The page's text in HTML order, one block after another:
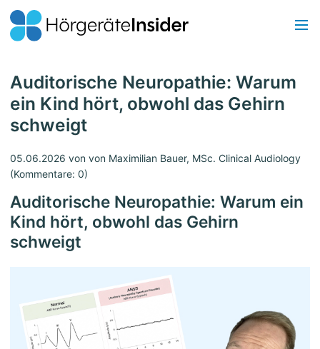
Auditorische Neuropathie: Warum
ein Kind hört, obwohl das Gehirn
schweigt
05.06.2026 von von Maximilian Bauer, MSc. Clinical Audiology
(Kommentare: 0)
Auditorische Neuropathie: Warum ein
Kind hört, obwohl das Gehirn
schweigt